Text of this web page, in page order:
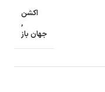
اکشن
,
جهان باز